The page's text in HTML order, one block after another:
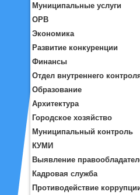
Муниципальные услуги
ОРВ
Экономика
Развитие конкуренции
Финансы
Отдел внутреннего
Образование
Архитектура
Городское хозяйство
Муниципальный контроль
КУМИ
Выявление
Кадровая служба
Противодействие